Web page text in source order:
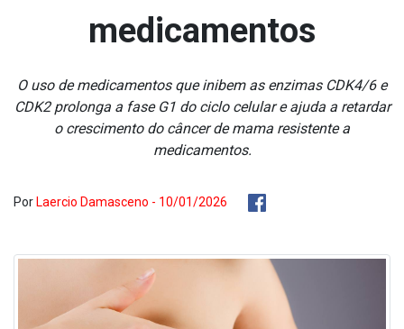
medicamentos
O uso de medicamentos que inibem as enzimas CDK4/6 e
CDK2 prolonga a fase G1 do ciclo celular e ajuda a retardar
o crescimento do câncer de mama resistente a
medicamentos.
Por Laercio Damasceno - 10/01/2026